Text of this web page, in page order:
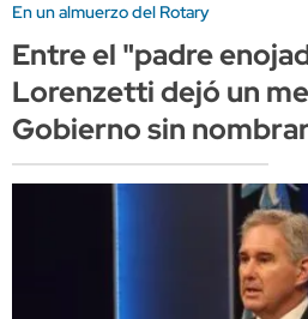
En un almuerzo del Rotary
Entre el "padre
Lorenzetti dejó un
Gobierno sin